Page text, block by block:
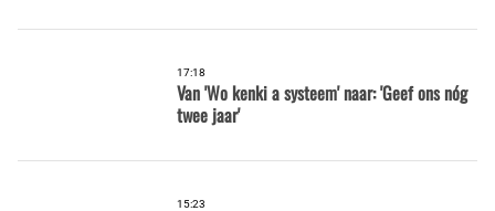
17:18
Van 'Wo kenki a systeem' naar: 'Geef ons nóg
twee jaar'
15:23